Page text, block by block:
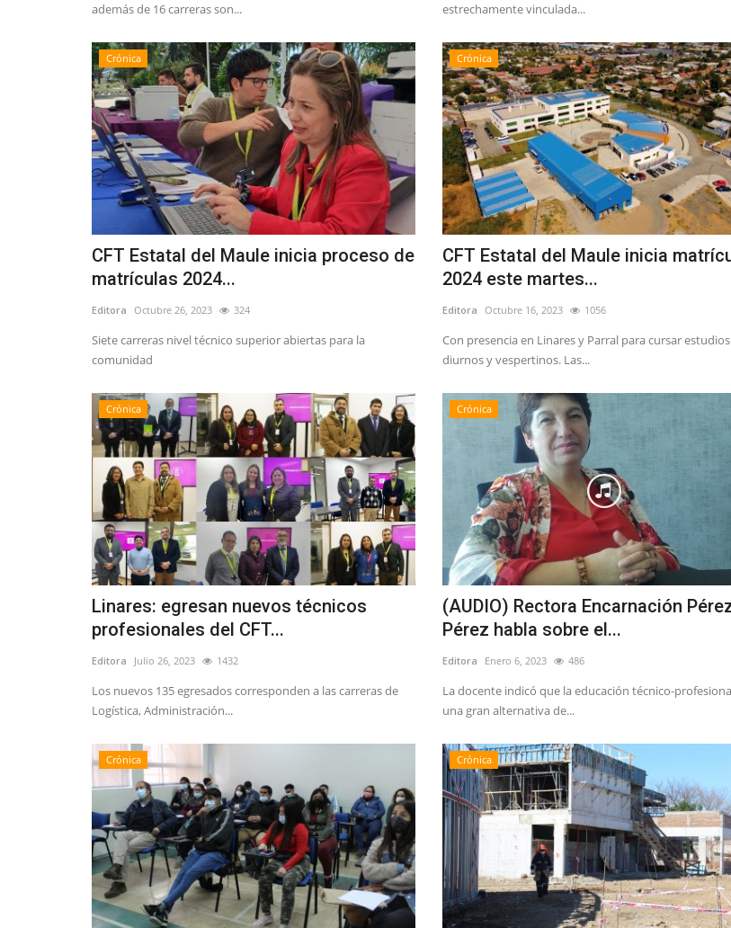
además de 16 carreras son...
estrechamente vinculada...
Crónica
CFT Estatal del Maule inicia proceso de
matrículas 2024...
Editora Octubre 26, 2023 324
Siete carreras nivel técnico superior abiertas para la
comunidad
Crónica
CFT Estatal del Maule inicia
2024 este martes...
Editora Octubre 16, 2023 1056
Con presencia en Linares y Parral para cursar estudios
diurnos y vespertinos. Las...
Crónica
Linares: egresan nuevos técnicos
profesionales del CFT...
Editora Julio 26, 2023 1432
Los nuevos 135 egresados corresponden a las carreras de
Logística, Administración...
Crónica
(AUDIO) Rectora Encarnación
Pérez habla sobre el...
Editora Enero 6, 2023 486
La docente indicó que la educación técnico-
una gran alternativa de...
Crónica Crónica
Deporte
Mindep-IND del Maule dio el vamos a
Editora Enero 25, 2026 724
La oferta programática del Mindep- IND de la región del
Maule también abarca jóvenes,...
Policial
(VIDEO) Linares: incendio deja
Editora Mayo 16, 2026 1346
Entre los afectados está el reconocido docente y
de la Biblioteca Pública...